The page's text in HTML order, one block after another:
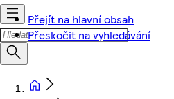
Přejít na hlavní obsah
Přeskočit na vyhledávání